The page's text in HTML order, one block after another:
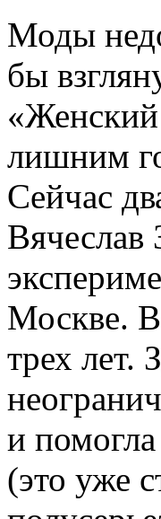
Моды
бы
«Женский
лишним
Сейчас
Москве.
трех лет.
и
(это уже